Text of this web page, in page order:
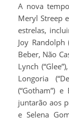
A nova
Meryl Streep
estrelas,
Joy Randolph
Beber, Não
Lynch
Longoria
(“Gotham”) e
juntarão aos
e Selena